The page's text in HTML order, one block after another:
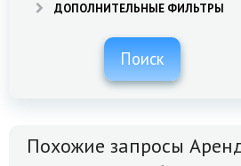
ДОПОЛНИТЕЛЬНЫЕ ФИЛЬТРЫ
Поиск
Похожие запросы